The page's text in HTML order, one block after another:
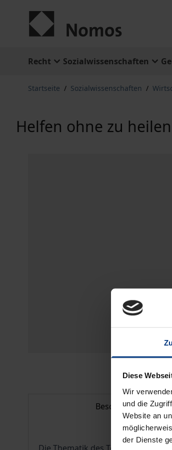
Diese
Wir
und die
Website an
der Dienste
Recht Sozialwissenschaften
Startseite / Sozialwissenschaften /
Helfen ohne zu heilen
Beschreibung